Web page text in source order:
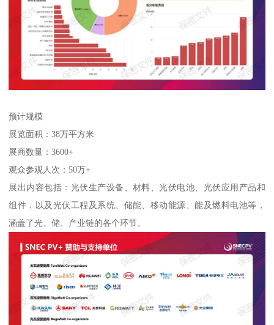
预计规模
展览面积：38万平方米
展商数量：3600+
观众参观人次：50万+
展出内容包括：光伏生产设备、材料、光伏电池、光伏应用产品和
组件，以及光伏工程及系统、储能、移动能源、能及燃料电池等，
涵盖了光、储、产业链的各个环节。